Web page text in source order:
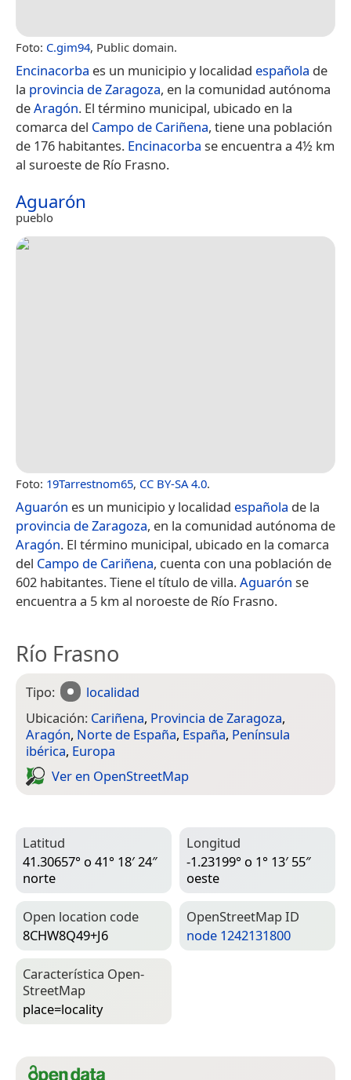
Foto: C.gim94, Public domain.
Encinacorba es un municipio y localidad española de
la provincia de Zaragoza, en la comunidad autónoma
deAragón. El término municipal, ubicado en la
comarca del Campo de Cariñena, tiene una población
de 176 habitantes. Encinacorba se encuentra a 4½ km
al suroeste de Río Frasno.
Aguarón
pueblo
Foto: 19Tarrestnom65, CC BY-SA 4.0.
Aguarón es un municipio y localidad española de la
provincia de Zaragoza, en la comunidad autónoma de
Aragón. El término municipal, ubicado en la comarca
del Campo de Cariñena, cuenta con una población de
602 habitantes. Tiene el título de villa.Aguarón se
encuentra a 5 km al noroeste de Río Frasno.
Río Frasno
Tipo:
localidad
Ubicación: Cariñena, Provincia de Zaragoza,
Aragón, Norte de España, España, Península
ibérica, Europa
Ver en Open­Street­Map
Latitud
41.30657° o 41° 18′ 24″
norte
Longitud
-1.23199° o 1° 13′ 55″
oeste
Open location code
8CHW8Q49+J6
Open­Street­Map ID
node 1242131800
Característica Open­
Street­Map
place=­locality